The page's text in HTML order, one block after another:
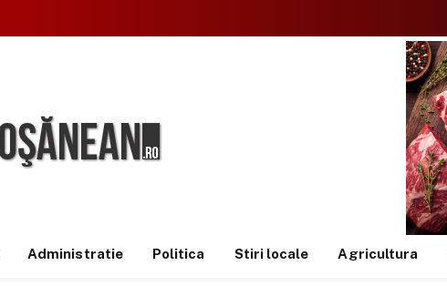
Administratie Politica Stiri locale Agricultura